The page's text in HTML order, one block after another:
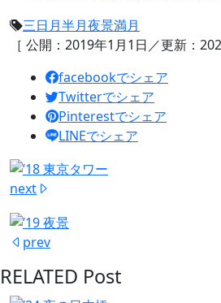
三日月半月夜景満月
［ 公開：2019年1月1日／更新：
facebookでシェア
Twitterでシェア
Pinterestでシェア
LINEでシェア
next
prev
RELATED Post